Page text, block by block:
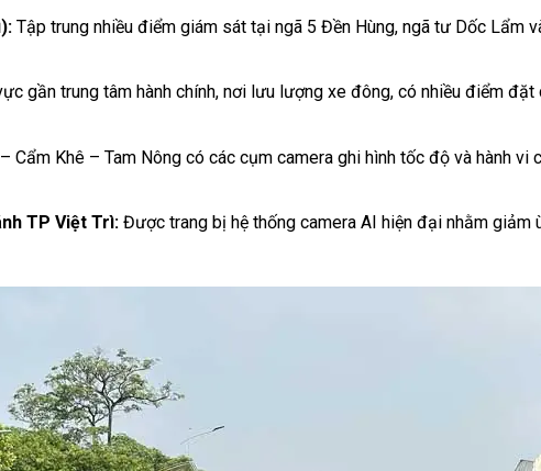
Tập trung nhiều điểm giám sát tại ngã 5 Đền Hùng, ngã tư Dốc Lẩm
gần trung tâm hành chính, nơi lưu lượng xe đông, có nhiều điểm
Cẩm Khê – Tam Nông có các cụm camera ghi hình tốc độ và hành vi
TP Việt Trì:Được trang bị hệ thống camera AI hiện đại nhằm giảm